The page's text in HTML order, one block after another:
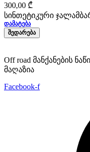
300,00 ₾
სინთეტიკური
ᲓᲐᲛᲐᲢᲔᲑᲐ
ᲨᲔᲓᲐᲠᲔᲑᲐ
Off road მანქანების
მაღაზია
Facebook-f